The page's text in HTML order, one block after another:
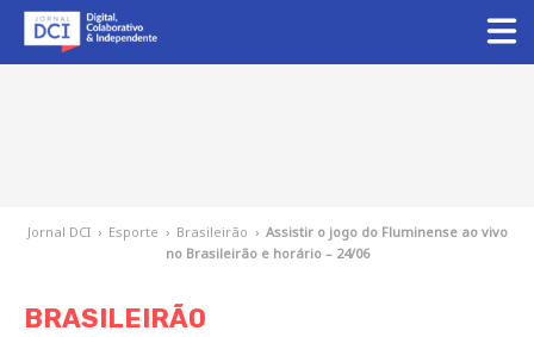
Jornal DCI › Esporte › Brasileirão › Assistir o jogo do Fluminense ao vivo
no Brasileirão e horário – 24/06
BRASILEIRÃO